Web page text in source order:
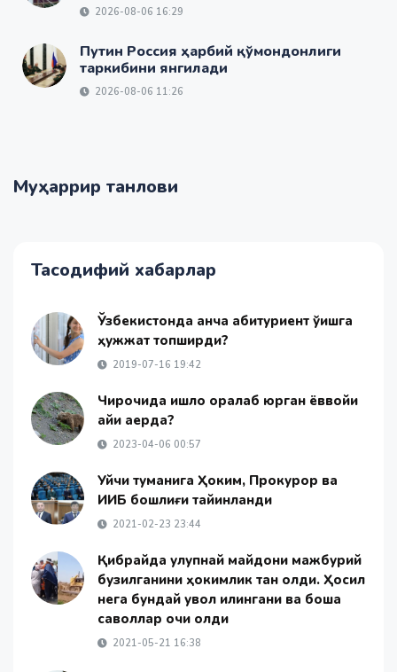
2026-08-06 16:29
Путин Россия ҳарбий қўмондонлиги
таркибини янгилади
2026-08-06 11:26
Муҳаррир танлови
Тасодифий хабарлар
Ўзбекистонда қанча абитуриент ўқишга
ҳужжат топширди?
2019-07-16 19:42
Чироқчида қишлоқ оралаб юрган ёввойи
айиқ қаерда?
2023-04-06 00:57
Уйчи туманига Ҳоким, Прокурор ва
ИИБ бошлиғи тайинланди
2021-02-23 23:44
Қибрайда қулупнай майдони мажбурий
бузилганини ҳокимлик тан олди. Ҳосил
нега бундай увол қилингани ва бошқа
саволлар очиқ қолди
2021-05-21 16:38